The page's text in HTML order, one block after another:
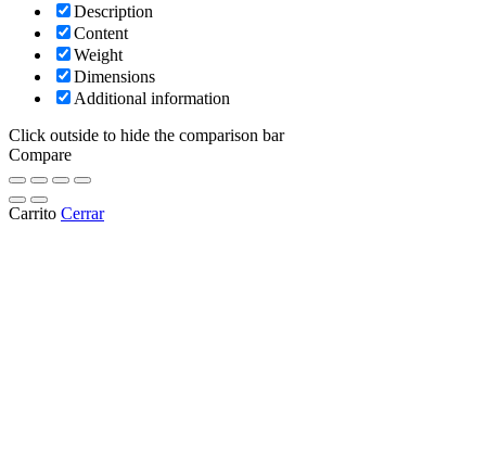
Description
Content
Weight
Dimensions
Additional information
Click outside to hide the comparison bar
Compare
Carrito Cerrar